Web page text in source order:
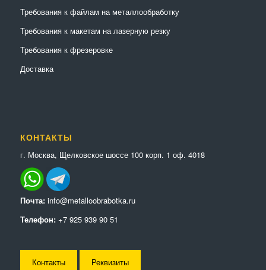
Требования к файлам на металлообработку
Требования к макетам на лазерную резку
Требования к фрезеровке
Доставка
КОНТАКТЫ
г. Москва, Щелковское шоссе 100 корп. 1 оф. 4018
Почта: info@metalloobrabotka.ru
Телефон: +7 925 939 90 51
Контакты Реквизиты